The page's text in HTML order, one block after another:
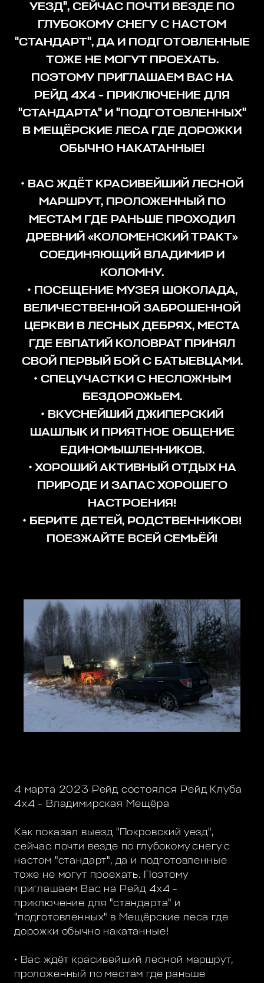
УЕЗД", СЕЙЧАС ПОЧТИ ВЕЗДЕ ПО
ГЛУБОКОМУ СНЕГУ С НАСТОМ
"СТАНДАРТ", ДА И ПОДГОТОВЛЕННЫЕ
ТОЖЕ НЕ МОГУТ ПРОЕХАТЬ.
ПОЭТОМУ ПРИГЛАШАЕМ ВАС НА
РЕЙД 4Х4 - ПРИКЛЮЧЕНИЕ ДЛЯ
"СТАНДАРТА" И "ПОДГОТОВЛЕННЫХ"
В МЕЩЁРСКИЕ ЛЕСА ГДЕ ДОРОЖКИ
ОБЫЧНО НАКАТАННЫЕ!
• ВАС ЖДЁТ КРАСИВЕЙШИЙ ЛЕСНОЙ
МАРШРУТ, ПРОЛОЖЕННЫЙ ПО
МЕСТАМ ГДЕ РАНЬШЕ ПРОХОДИЛ
ДРЕВНИЙ «КОЛОМЕНСКИЙ ТРАКТ»
СОЕДИНЯЮЩИЙ ВЛАДИМИР И
КОЛОМНУ.
• ПОСЕЩЕНИЕ МУЗЕЯ ШОКОЛАДА,
ВЕЛИЧЕСТВЕННОЙ ЗАБРОШЕННОЙ
ЦЕРКВИ В ЛЕСНЫХ ДЕБРЯХ, МЕСТА
ГДЕ ЕВПАТИЙ КОЛОВРАТ ПРИНЯЛ
СВОЙ ПЕРВЫЙ БОЙ С БАТЫЕВЦАМИ.
• СПЕЦУЧАСТКИ С НЕСЛОЖНЫМ
БЕЗДОРОЖЬЕМ.
• ВКУСНЕЙШИЙ ДЖИПЕРСКИЙ
ШАШЛЫК И ПРИЯТНОЕ ОБЩЕНИЕ
ЕДИНОМЫШЛЕННИКОВ.
• ХОРОШИЙ АКТИВНЫЙ ОТДЫХ НА
ПРИРОДЕ И ЗАПАС ХОРОШЕГО
НАСТРОЕНИЯ!
• БЕРИТЕ ДЕТЕЙ, РОДСТВЕННИКОВ!
ПОЕЗЖАЙТЕ ВСЕЙ СЕМЬЁЙ!
4 марта 2023 Рейд состоялся Рейд Клуба
4х4 - Владимирская Мещёра
Как показал выезд "Покровский уезд",
сейчас почти везде по глубокому снегу с
настом "стандарт", да и подготовленные
тоже не могут проехать. Поэтому
приглашаем Вас на Рейд 4х4 -
приключение для "стандарта" и
"подготовленных" в Мещёрские леса где
дорожки обычно накатанные!
• Вас ждёт красивейший лесной маршрут,
проложенный по местам где раньше